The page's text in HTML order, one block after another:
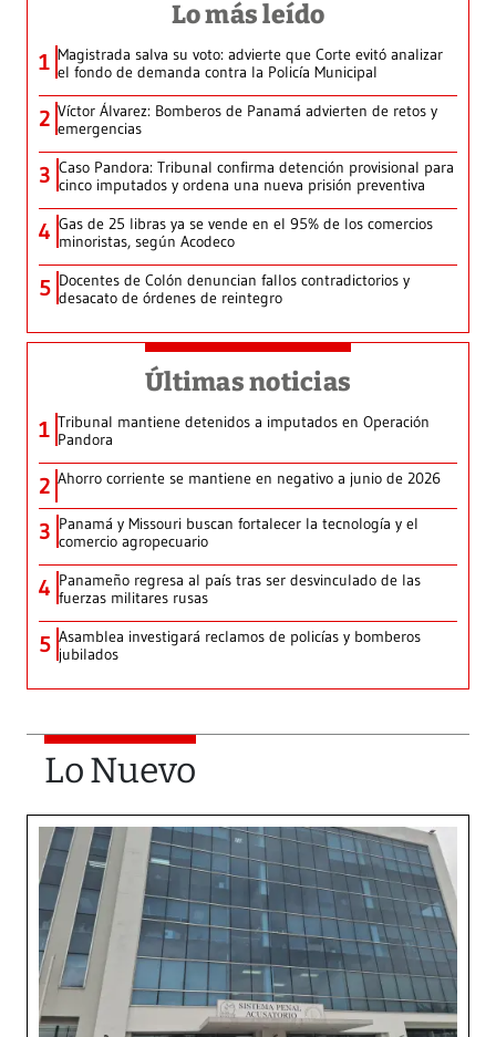
Lo más leído
1 Magistrada salva su voto: advierte que Corte evitó analizar
el fondo de demanda contra la Policía Municipal
2 Víctor Álvarez: Bomberos de Panamá advierten de retos y
emergencias
3 Caso Pandora: Tribunal confirma detención provisional para
cinco imputados y ordena una nueva prisión preventiva
4 Gas de 25 libras ya se vende en el 95% de los comercios
minoristas, según Acodeco
5 Docentes de Colón denuncian fallos contradictorios y
desacato de órdenes de reintegro
Últimas noticias
1 Tribunal mantiene detenidos a imputados en Operación
Pandora
2 Ahorro corriente se mantiene en negativo a junio de 2026
3 Panamá y Missouri buscan fortalecer la tecnología y el
comercio agropecuario
4 Panameño regresa al país tras ser desvinculado de las
fuerzas militares rusas
5 Asamblea investigará reclamos de policías y bomberos
jubilados
Lo Nuevo